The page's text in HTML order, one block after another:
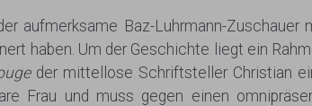
aufmerksame Baz-Luhrmann-
haben. Um der Geschichte liegt ein
der mittellose Schriftsteller Christian
Frau und muss gegen einen